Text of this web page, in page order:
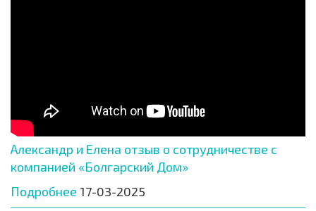
Александр и Елена отзыв о сотрудничестве с
компанией «Болгарский Дом»
Подробнее 17-03-2025